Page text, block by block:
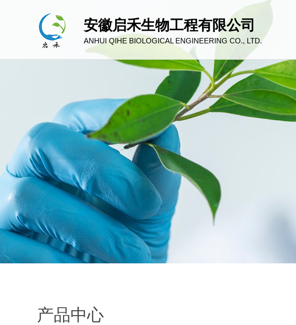
安徽启禾生物工程有限公司
ANHUI QIHE BIOLOGICAL ENGINEERING CO., LTD.
产品中心